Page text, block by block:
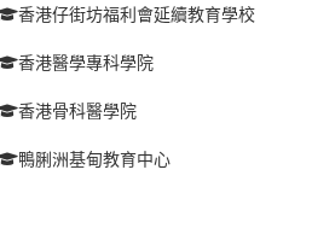
香港仔街坊福利會延續教育學校
香港醫學專科學院
香港骨科醫學院
鴨脷洲基甸教育中心